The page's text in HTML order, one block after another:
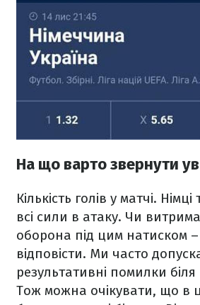
На що варто звернути
Кількість голів у матчі.
всі сили в атаку. Чи
оборона під цим натиском
відповісти. Ми часто
результативні помилки
Тож можна очікувати, що в